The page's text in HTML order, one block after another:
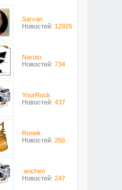
Sarvan
Новостей: 12926
Naruto
Новостей: 734
YourRock
Новостей: 437
Ronek
Новостей: 266
.anchen
Новостей: 247